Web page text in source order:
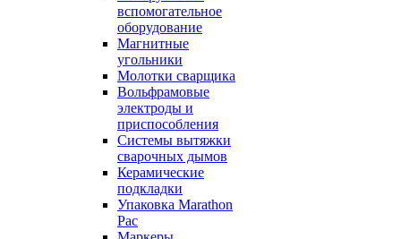
вспомогательное
оборудование
Магнитные
угольники
Молотки сварщика
Вольфрамовые
электроды и
приспособления
Системы вытяжки
сварочных дымов
Керамические
подкладки
Упаковка Marathon
Pac